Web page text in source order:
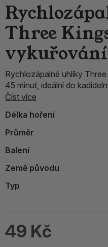
Three
Rychlozápalné uhlíky
45 minut, ideální do
Číst více
Délka hoření
Průměr
Balení
Země původu
Typ
49 Kč